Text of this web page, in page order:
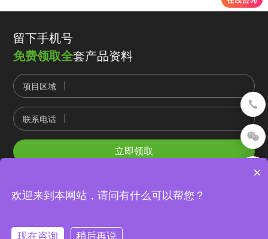



留下手机号
免费领取全套产品资料
项目区域
联系电话
立即领取
线：18981936955/4006090110 网站备案：蜀ICP备20008077号-3
地址:中国(四川)自由贸易试验区成都市双流区西南航空港经济开发区物联三
×
欢迎来到本网站，请问有什么可以帮您？
现在咨询 稍后再说